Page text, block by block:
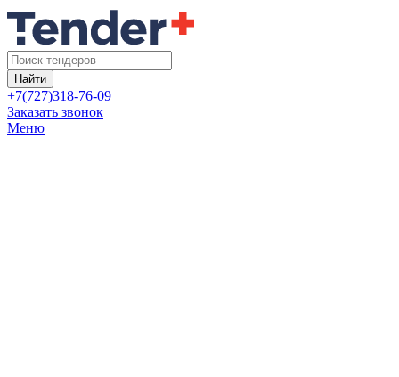
Найти
+7(727)318-76-09
Заказать звонок
Меню